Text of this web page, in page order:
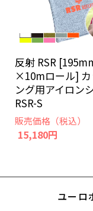
反射 RSR
×10mロール] カ
ング用アイロン
RSR-S
販売価格（税込）
15,180円
ユーロ